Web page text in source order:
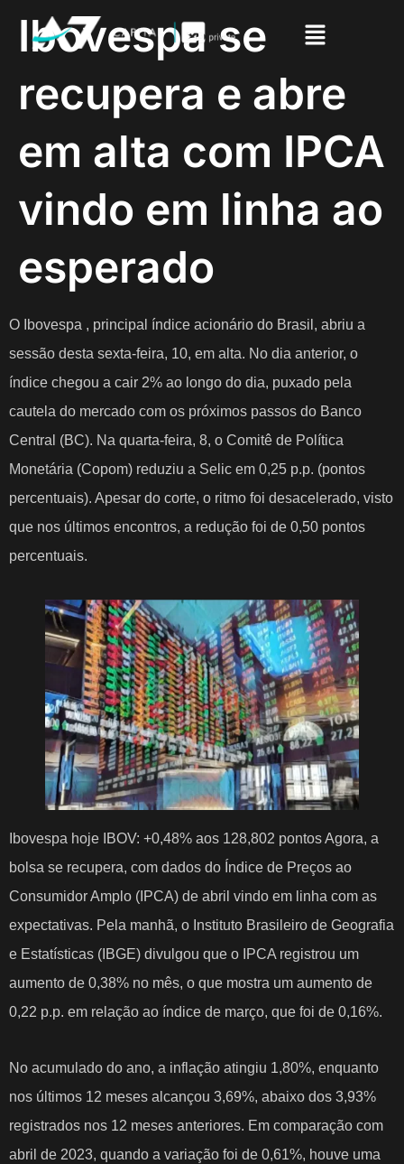
Ibovespa se
recupera e abre
em alta com IPCA
vindo em linha ao
esperado
O Ibovespa , principal índice acionário do Brasil, abriu a
sessão desta sexta-feira, 10, em alta. No dia anterior, o
índice chegou a cair 2% ao longo do dia, puxado pela
cautela do mercado com os próximos passos do Banco
Central (BC). Na quarta-feira, 8, o Comitê de Política
Monetária (Copom) reduziu a Selic em 0,25 p.p. (pontos
percentuais). Apesar do corte, o ritmo foi desacelerado, visto
que nos últimos encontros, a redução foi de 0,50 pontos
percentuais.
Ibovespa hoje IBOV: +0,48% aos 128,802 pontos Agora, a
bolsa se recupera, com dados do Índice de Preços ao
Consumidor Amplo (IPCA) de abril vindo em linha com as
expectativas. Pela manhã, o Instituto Brasileiro de Geografia
e Estatísticas (IBGE) divulgou que o IPCA registrou um
aumento de 0,38% no mês, o que mostra um aumento de
0,22 p.p. em relação ao índice de março, que foi de 0,16%.
No acumulado do ano, a inflação atingiu 1,80%, enquanto
nos últimos 12 meses alcançou 3,69%, abaixo dos 3,93%
registrados nos 12 meses anteriores. Em comparação com
abril de 2023, quando a variação foi de 0,61%, houve uma